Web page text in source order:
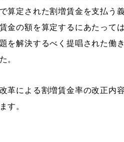
算定された割増賃金を支払う
金の額を算定するにあたって
を解決するべく提唱された働
。
革による割増賃金率の改正内
す。